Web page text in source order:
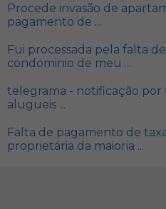
Procede invasão de
pagamento de ...
Fui processada pela falta
condominio de meu ...
telegrama - notificação
alugueis ...
Falta de pagamento de
proprietária da maioria ...